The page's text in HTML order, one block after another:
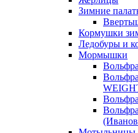
Зимние
Кормушки
Ледобуры и
Мормышки